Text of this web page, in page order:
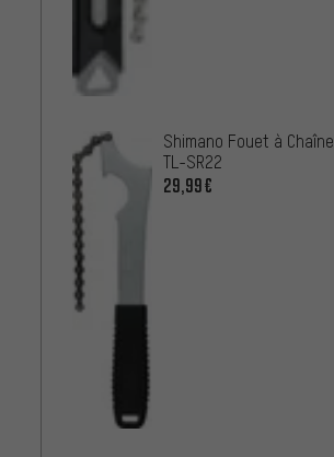
Shimano Fouet à Chaîne
TL-SR22
29,99€